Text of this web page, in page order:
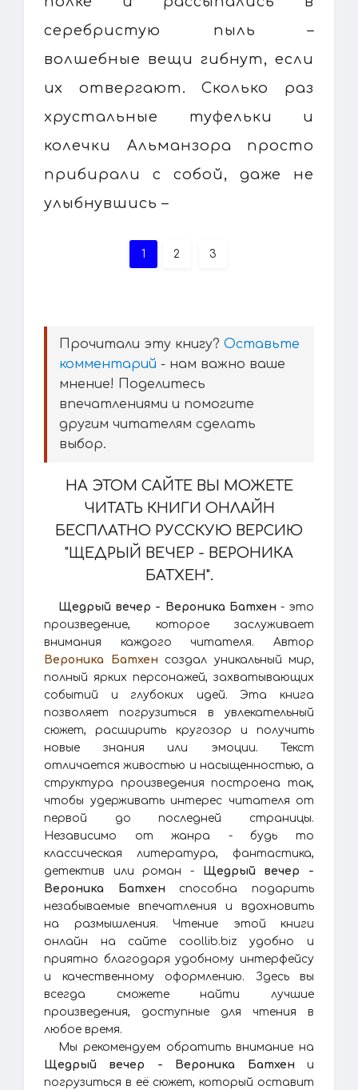
серебристую пыль –
волшебные вещи гибнут, если
их отвергают. Сколько раз
хрустальные туфельки и
колечки Альманзора просто
прибирали с собой, даже не
улыбнувшись –
1 2 3
Прочитали эту книгу? Оставьте
комментарий - нам важно ваше
мнение! Поделитесь
впечатлениями и помогите
другим читателям сделать
выбор.
НА ЭТОМ САЙТЕ ВЫ МОЖЕТЕ
ЧИТАТЬ КНИГИ ОНЛАЙН
БЕСПЛАТНО РУССКУЮ ВЕРСИЮ
"ЩЕДРЫЙ ВЕЧЕР - ВЕРОНИКА
БАТХЕН".
Щедрый вечер - Вероника Батхен - это
произведение, которое заслуживает
внимания каждого читателя. Автор
Вероника Батхен создал уникальный мир,
полный ярких персонажей, захватывающих
событий и глубоких идей. Эта книга
позволяет погрузиться в увлекательный
сюжет, расширить кругозор и получить
новые знания или эмоции. Текст
отличается живостью и насыщенностью, а
структура произведения построена так,
чтобы удерживать интерес читателя от
первой до последней страницы.
Независимо от жанра - будь то
классическая литература, фантастика,
детектив или роман -
Щедрый вечер -
Вероника Батхен способна подарить
незабываемые впечатления и вдохновить
на размышления. Чтение этой книги
онлайн на сайте coollib.biz удобно и
приятно благодаря удобному интерфейсу
и качественному оформлению. Здесь вы
всегда сможете найти лучшие
произведения, доступные для чтения в
любое время.
Мы рекомендуем обратить внимание на
Щедрый вечер - Вероника Батхен и
погрузиться в её сюжет, который оставит